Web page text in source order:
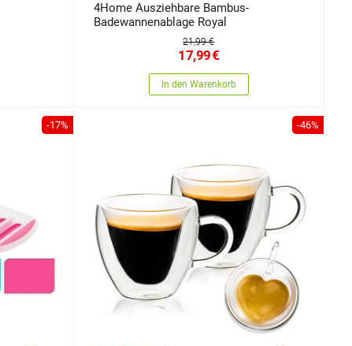
4Home Ausziehbare Bambus-
Badewannenablage Royal
21,99 €
17,99€
In den Warenkorb
-17% -46%